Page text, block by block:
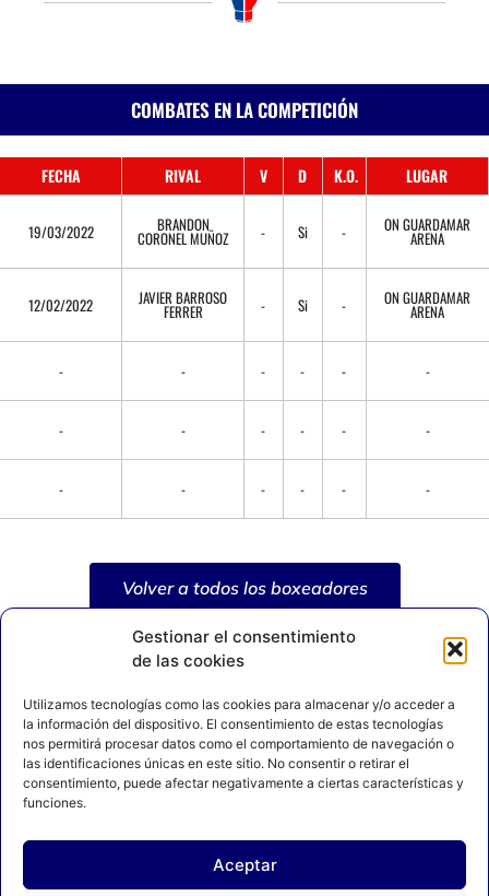
Gestionar el consentimiento
de las cookies
Utilizamos tecnologías como las cookies para almacenar y/o acceder a
la información del dispositivo. El consentimiento de estas tecnologías
nos permitirá procesar datos como el comportamiento de navegación o
las identificaciones únicas en este sitio. No consentir o retirar el
consentimiento, puede afectar negativamente a ciertas características y
funciones.
Aceptar
COMBATES EN LA COMPETICIÓN
FECHA RIVAL V D K.O. LUGAR
19/03/2022 BRANDON
CORONEL MUÑOZ - Si - ON GUARDAMAR
ARENA
12/02/2022 JAVIER BARROSO
FERRER - Si - ON GUARDAMAR
ARENA
- - - - - -
- - - - - -
- - - - - -
Volver a todos los boxeadores
POLÍTICA DE PRIVACIDAD